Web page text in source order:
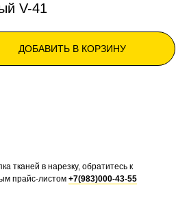
V-41
ДОБАВИТЬ В КОРЗИНУ
тканей в нарезку, обратитесь к
прайс-листом +7(983)000-43-55